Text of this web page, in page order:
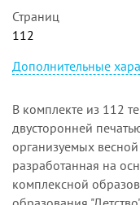
Страниц
112
Дополнительные
В комплекте из 112
двусторонней
организуемых
разработанная на
комплексной